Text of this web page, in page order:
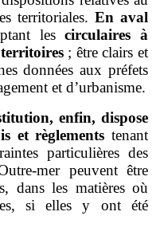
territoriales. En aval
lescirculaires à
; être clairs et
données aux préfets
et d’urbanisme.
enfin, dispose
et règlements tenant
particulières des
peuvent être
dans les matières où
si elles y ont été